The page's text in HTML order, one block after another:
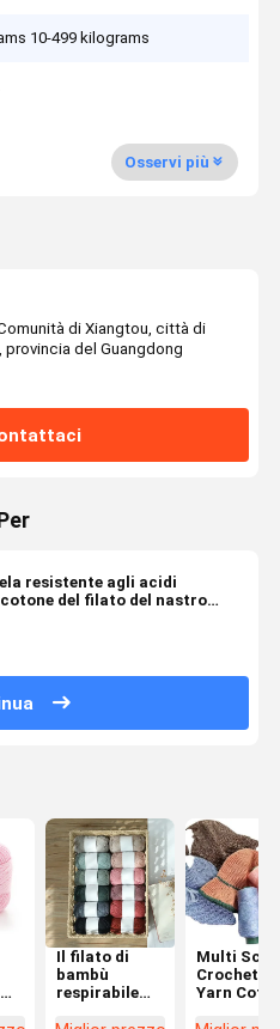
10-499 kilograms
Osservi più
di Xiangtou, città di
del Guangdong
resistente agli acidi
del filato del nastro
Il filato di
bambù
respirabile
Multi
Crochet
Yarn